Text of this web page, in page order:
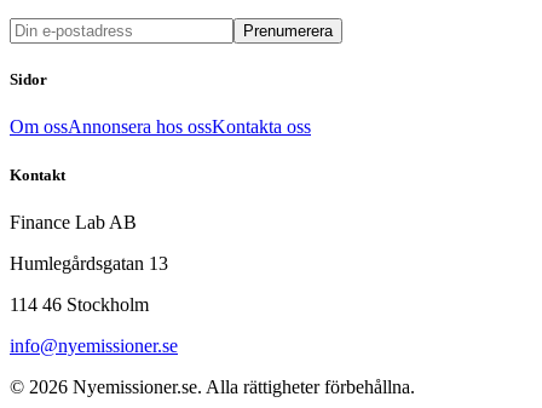
Prenumerera
Sidor
Om ossAnnonsera hos ossKontakta oss
Kontakt
Finance Lab AB
Humlegårdsgatan 13
114 46 Stockholm
info@nyemissioner.se
© 2026 Nyemissioner.se. Alla rättigheter förbehållna.